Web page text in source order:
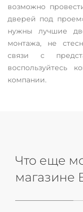
возможно
дверей под
нужны лучшие
монтажа, не
связи с
воспользуйтесь
компании.
Что еще
магазине